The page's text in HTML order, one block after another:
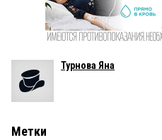
Турнова Яна
Метки